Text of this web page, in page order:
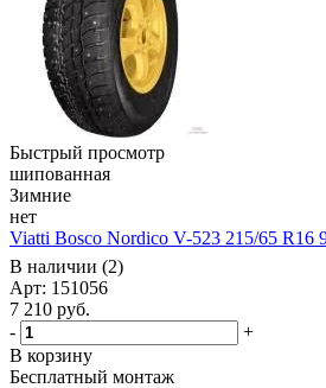
Быстрый просмотр
шипованная
Зимние
нет
Viatti Bosco Nordico V-523 215/65 R16
В наличии (2)
Арт: 151056
7 210 руб.
-
+
В корзину
Бесплатный монтаж